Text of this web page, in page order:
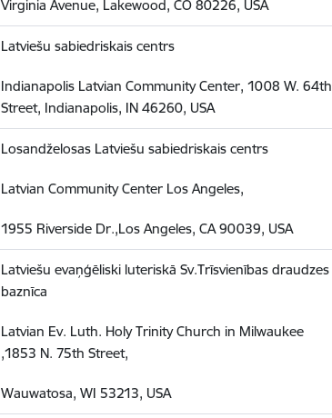
Virginia Avenue, Lakewood, CO 80226, USA
Latviešu sabiedriskais centrs
Indianapolis Latvian Community Center, 1008 W. 64th
Street, Indianapolis, IN 46260, USA
Losandželosas Latviešu sabiedriskais centrs
Latvian Community Center Los Angeles,
1955 Riverside Dr.,Los Angeles, CA 90039, USA
Latviešu evaņģēliski luteriskā Sv.Trīsvienības draudzes
baznīca
Latvian Ev. Luth. Holy Trinity Church in Milwaukee
,1853 N. 75th Street,
Wauwatosa, WI 53213, USA